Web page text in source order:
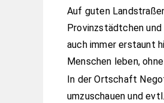
Auf guten
Provinzstädtchen
auch immer erstaunt
Menschen leben,
In der Ortschaft
umzuschauen und